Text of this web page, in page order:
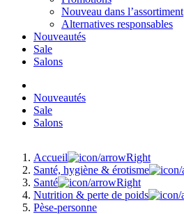
Nouveau dans l’assortiment
Alternatives responsables
Nouveautés
Sale
Salons
Nouveautés
Sale
Salons
Accueil
Santé, hygiène & érotisme
Santé
Nutrition & perte de poids
Pèse-personne